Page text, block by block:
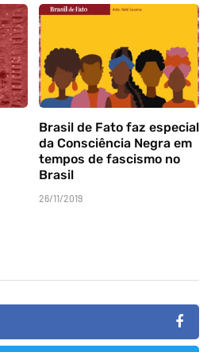
Brasil de Fato faz especial
da Consciência Negra em
tempos de fascismo no
Brasil
26/11/2019